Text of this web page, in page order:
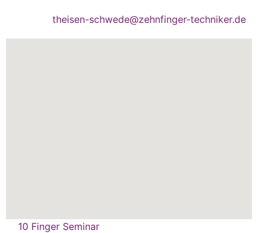
theisen-schwede@zehnfinger-techniker.de
10 Finger Seminar